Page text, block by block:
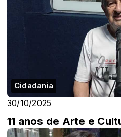
Cidadania
30/10/2025
11 anos de Arte e